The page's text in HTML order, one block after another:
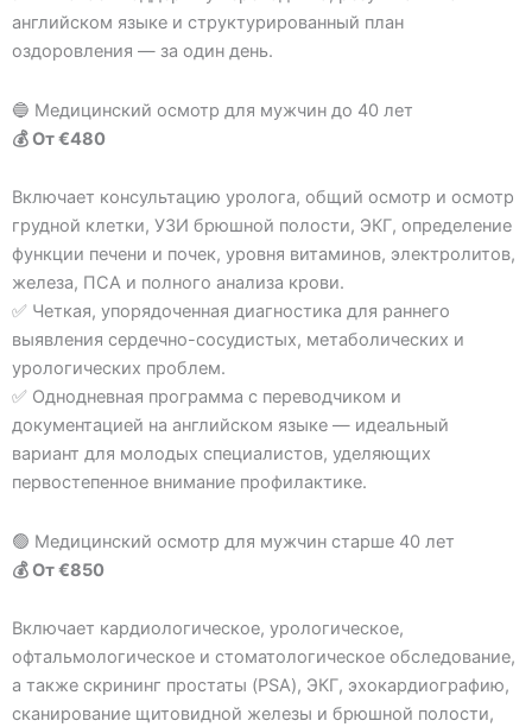
английском языке и структурированный план
оздоровления — за один день.
🔵 Медицинский осмотр для мужчин до 40 лет
💰 От €480
Включает консультацию уролога, общий осмотр и осмотр
грудной клетки, УЗИ брюшной полости, ЭКГ, определение
функции печени и почек, уровня витаминов, электролитов,
железа, ПСА и полного анализа крови.
✅ Четкая, упорядоченная диагностика для раннего
выявления сердечно-сосудистых, метаболических и
урологических проблем.
✅ Однодневная программа с переводчиком и
документацией на английском языке — идеальный
вариант для молодых специалистов, уделяющих
первостепенное внимание профилактике.
🟢 Медицинский осмотр для мужчин старше 40 лет
💰 От €850
Включает кардиологическое, урологическое,
офтальмологическое и стоматологическое обследование,
а также скрининг простаты (PSA), ЭКГ, эхокардиографию,
сканирование щитовидной железы и брюшной полости,